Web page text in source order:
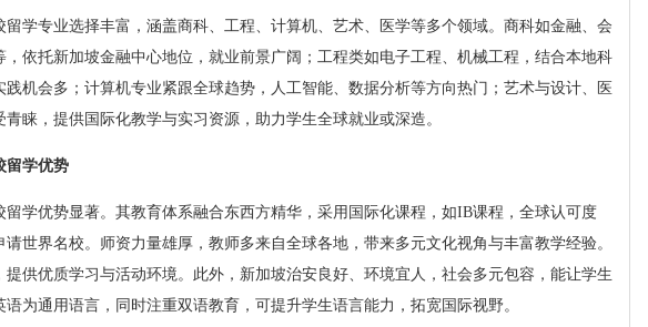
留学专业选择丰富，涵盖商科、工程、计算机、艺术、医学等多个领域。商科如金融、会
，依托新加坡金融中心地位，就业前景广阔；工程类如电子工程、机械工程，结合本地科
践机会多；计算机专业紧跟全球趋势，人工智能、数据分析等方向热门；艺术与设计、医
青睐，提供国际化教学与实习资源，助力学生全球就业或深造。
留学优势
留学优势显著。其教育体系融合东西方精华，采用国际化课程，如IB课程，全球认可度
请世界名校。师资力量雄厚，教师多来自全球各地，带来多元文化视角与丰富教学经验。
提供优质学习与活动环境。此外，新加坡治安良好、环境宜人，社会多元包容，能让学生
语为通用语言，同时注重双语教育，可提升学生语言能力，拓宽国际视野。